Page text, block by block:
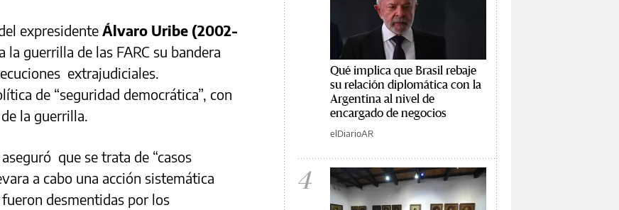
expresidente Álvaro Uribe (2002-
la guerrilla de las FARC su bandera
extrajudiciales.
de “seguridad democrática”, con
la guerrilla.
que se trata de “casos
a cabo una acción sistemática
desmentidas por los
Qué implica que Brasil rebaje
su relación diplomática con la
Argentina al nivel de
encargado de negocios
elDiarioAR
4